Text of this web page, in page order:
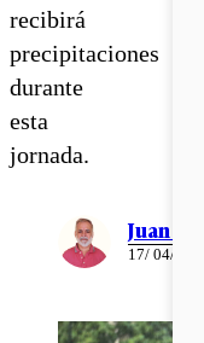
recibirá
precipitaciones
durante
esta
jornada.
Juan
17/ 04/ 2026